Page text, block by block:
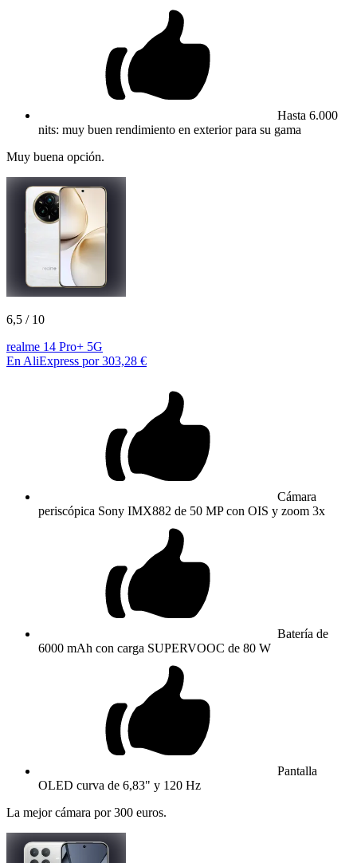
Hasta 6.000
nits: muy buen rendimiento en exterior para su gama
Muy buena opción.
6,5 / 10
realme 14 Pro+ 5G
En AliExpress por 303,28 €
Cámara
periscópica Sony IMX882 de 50 MP con OIS y zoom 3x
Batería de
6000 mAh con carga SUPERVOOC de 80 W
Pantalla
OLED curva de 6,83" y 120 Hz
La mejor cámara por 300 euros.